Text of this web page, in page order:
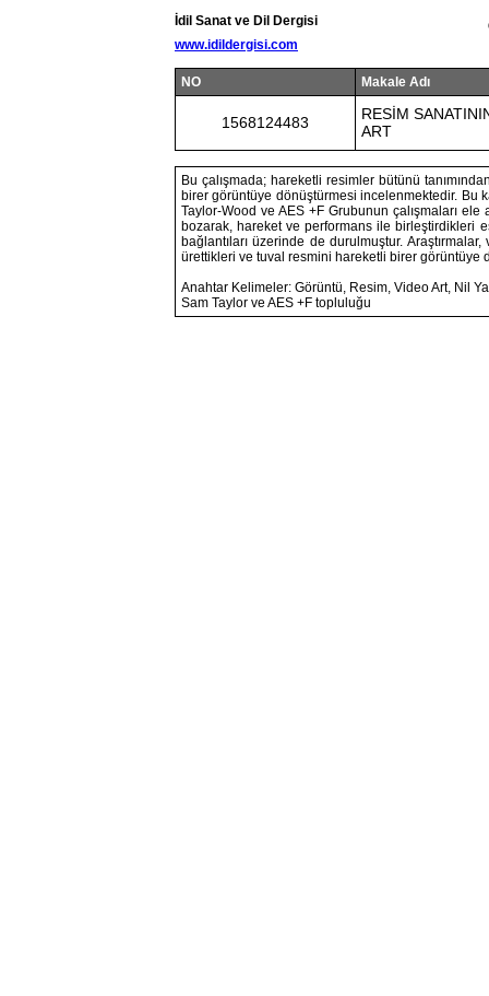
İdil Sanat ve Dil Dergisi
www.idildergisi.com
NO Makale Adı
1568124483
RESİM
ART
Bu çalışmada; hareketli resimler bütünü
birer görüntüye dönüştürmesi incelenmektedir. Bu
Taylor-Wood ve AES +F Grubunun çalışmaları ele
bozarak, hareket ve performans ile birleştirdikleri
bağlantıları üzerinde de durulmuştur.
ürettikleri ve tuval resmini hareketli birer görüntüye
Anahtar Kelimeler: Görüntü, Resim, Video Art, Nil
Sam Taylor ve AES +F topluluğu